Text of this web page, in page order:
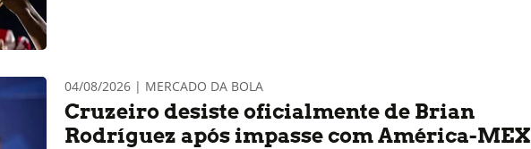
04/08/2026 | MERCADO DA BOLA
Cruzeiro desiste oficialmente de Brian
Rodríguez após impasse com América-MEX